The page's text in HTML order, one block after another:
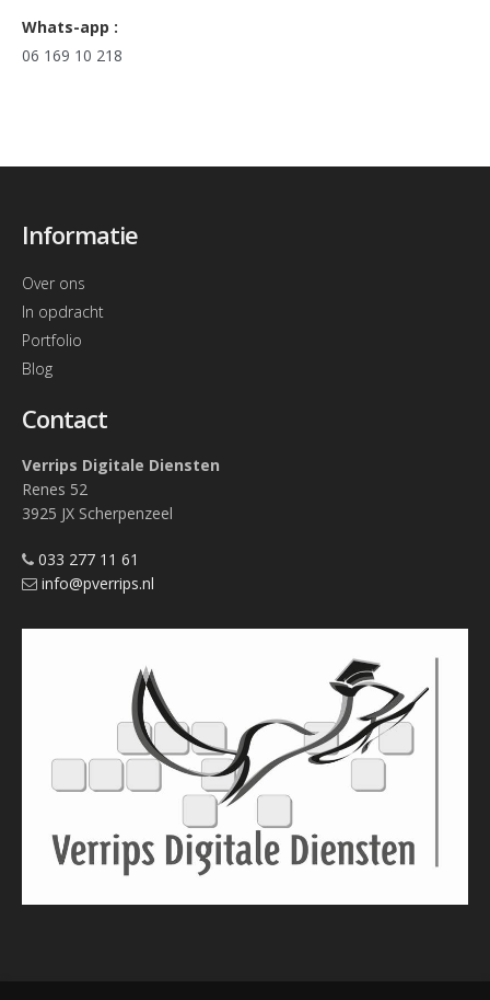
Whats-app :
06 169 10 218
Informatie
Over ons
In opdracht
Portfolio
Blog
Contact
Verrips Digitale Diensten
Renes 52
3925 JX Scherpenzeel
033 277 11 61
info@pverrips.nl